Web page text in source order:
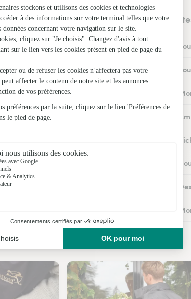
Les
Fleuristes à
Fleuristes à
Fleuristes à
Fleuristes à
Fleuristes à
Fleuristes à
Fleuristes à
Fleuristes à
Nos fleuristes à Saint Bauld